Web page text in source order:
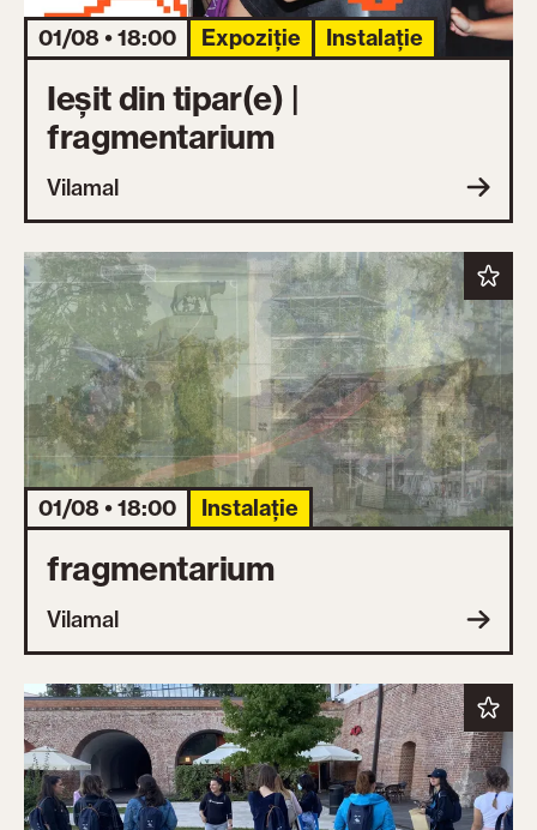
01/08 • 18:00 Expoziție Instalație
Ieșit din tipar(e) |
fragmentarium
Vilamal
01/08 • 18:00 Instalație
fragmentarium
Vilamal